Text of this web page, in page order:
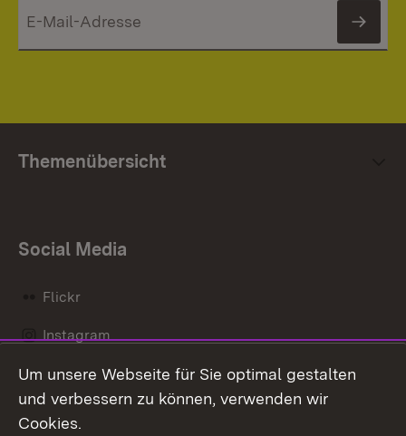
Themenübersicht
Social Media
Flickr
Instagram
Social Wall
Um unsere Webseite für Sie optimal gestalten
und verbessern zu können, verwenden wir
Cookies.